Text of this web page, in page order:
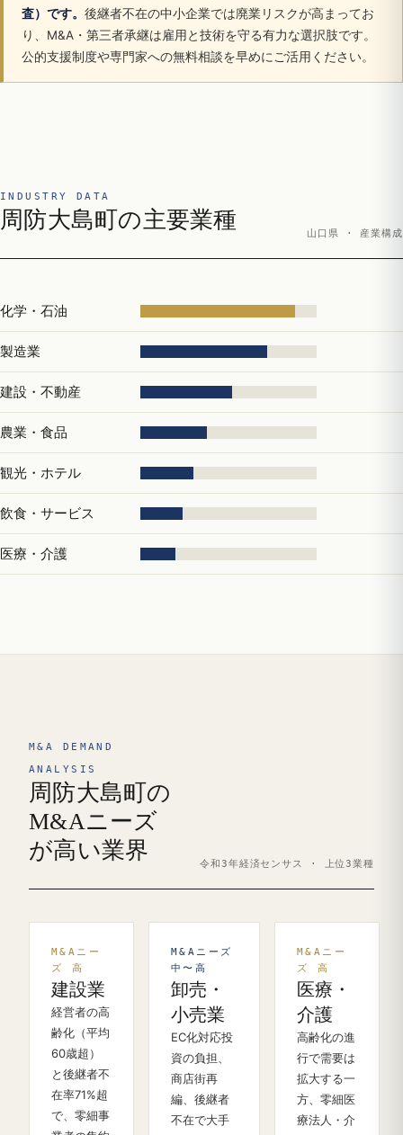
査）です。 後継者不在の中小企業では廃業リスクが高まってお
り、M&A・第三者承継は雇用と技術を守る有力な選択肢です。
公的支援制度や専門家への無料相談を早めにご活用ください。
INDUSTRY DATA
周防大島町の主要業種
山口県 · 産業構成
化学・石油
製造業
建設・不動産
農業・食品
観光・ホテル
飲食・サービス
医療・介護
M&A DEMAND
ANALYSIS
周防大島町の
M&Aニーズ
が高い業界
令和3年経済センサス · 上位3業種
M&Aニー
ズ 高
建設業
経営者の高
齢化（平均
60歳超）
と後継者不
在率71%超
で、零細事
M&Aニーズ
中〜高
卸売・
小売業
EC化対応投
資の負担、
商店街再
編、後継者
不在で大手
M&Aニー
ズ 高
医療・
介護
高齢化の進
行で需要は
拡大する一
方、零細医
療法人・介